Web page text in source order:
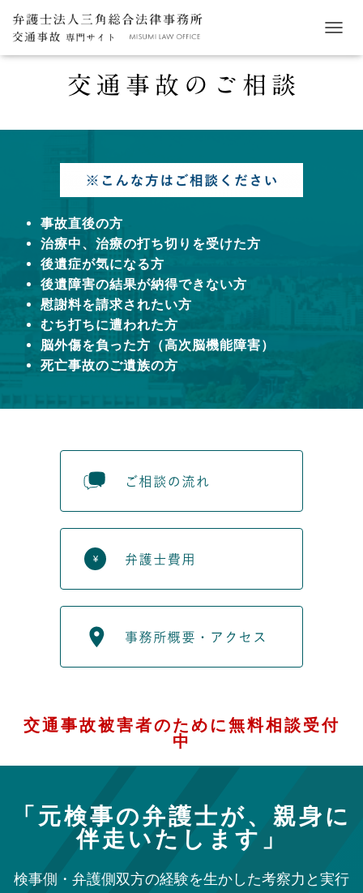
ビ
ン
事故直後の方
治療中、治療の打ち切りを受けた方
後遺症が気になる方
後遺障害の結果が納得できない方
慰謝料を請求されたい方
むち打ちに遭われた方
脳外傷を負った方（高次脳機能障害）
死亡事故のご遺族の方
交通事故被害者のために無料相談受付
中
「元検事の弁護士が、親身に
伴走いたします」
検事側・弁護側双方の経験を生かした考察力と実行